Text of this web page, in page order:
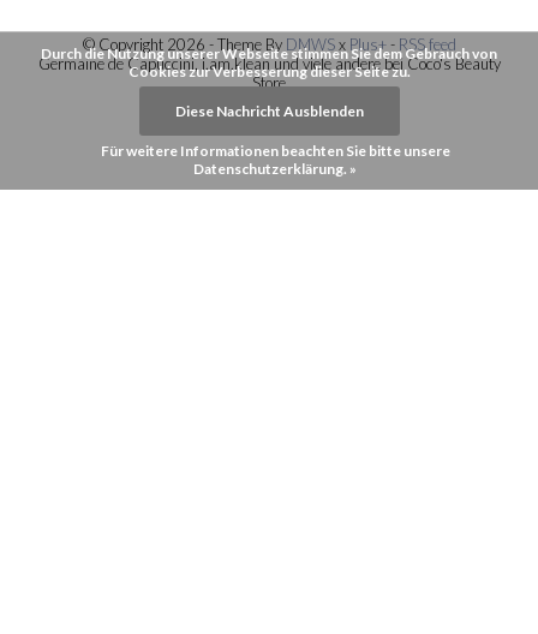
© Copyright 2026 - Theme By DMWSx Plus+- RSS feed
Germaine de Capuccini, i.am.klean und viele andere bei Coco's Beauty
Store
Durch die Nutzung unserer Webseite stimmen Sie dem Gebrauch von
Cookies zur Verbesserung dieser Seite zu.
Diese Nachricht Ausblenden
Für weitere Informationen beachten Sie bitte unsere
Datenschutzerklärung. »